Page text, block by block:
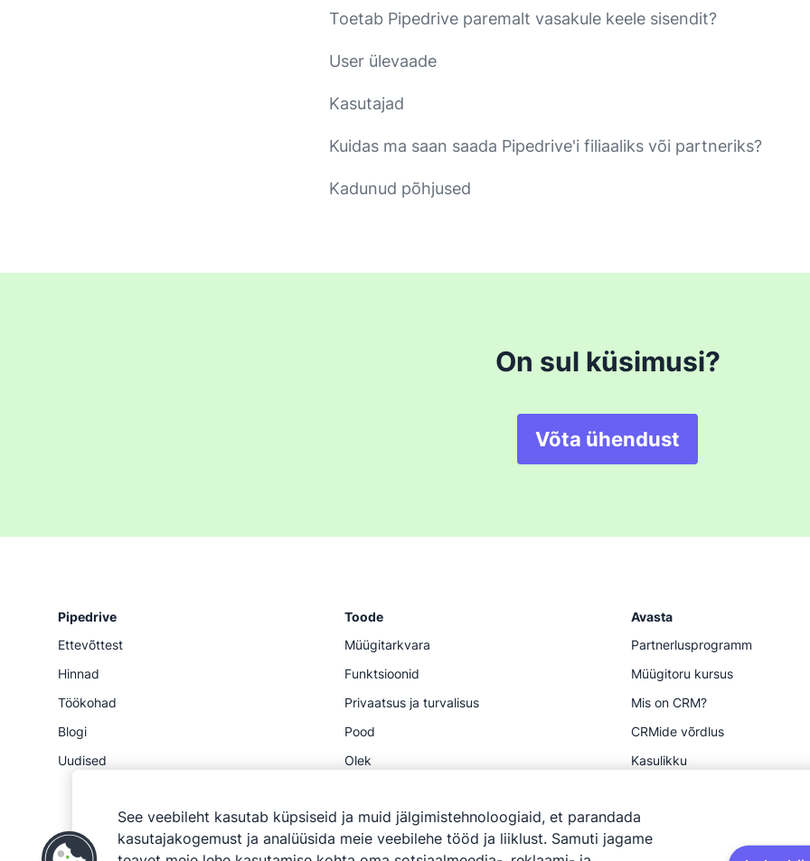
Toetab Pipedrive paremalt vasakule keele sisendit?
User ülevaade
Kasutajad
Kuidas ma saan saada Pipedrive'i filiaaliks või partneriks?
Kadunud põhjused
On sul küsimusi?
Võta ühendust
Pipedrive
Ettevõttest
Hinnad
Töökohad
Blogi
Uudised
Toode
Müügitarkvara
Funktsioonid
Privaatsus ja turvalisus
Pood
Olek
Avasta
Partnerlusprogramm
Müügitoru kursus
Mis on CRM?
CRMide võrdlus
Kasulikku
See veebileht kasutab küpsiseid ja muid jälgimistehnoloogiaid, et parandada
kasutajakogemust ja analüüsida meie veebilehe tööd ja liiklust. Samuti jagame